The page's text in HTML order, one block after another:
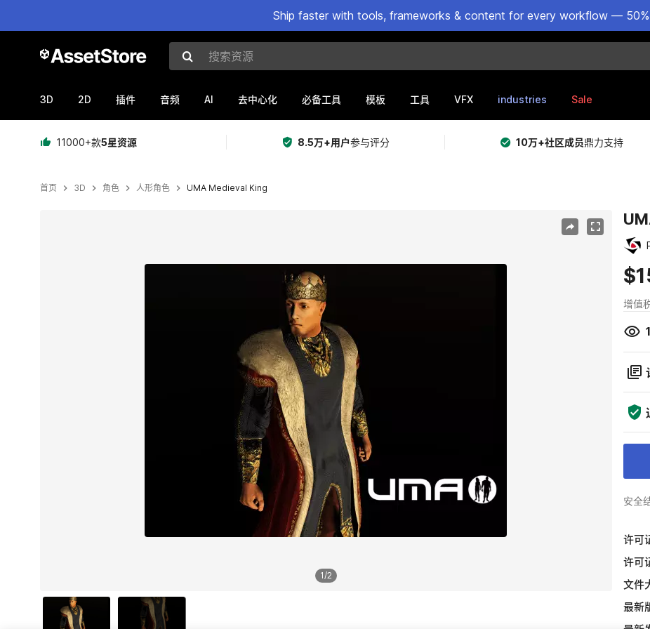
Ship faster with tools, frameworks & content for every workflow —
搜索资源
3D 2D 插件 音频 AI 去中心化 必备工具 模板 工具 VFX industries Sale
11000+款5星资源 8.5万+用户参与评分 10万+社区成员鼎力支持
首页 3D 角色 人形角色 UMA Medieval King
1/2
增值
安全
许可
许可
文件
最新